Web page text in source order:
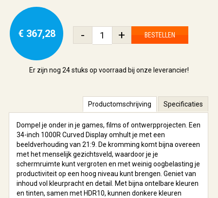
€ 367,28 - + BESTELLEN
Er zijn nog 24 stuks op voorraad bij onze leverancier!
Productomschrijving Specificaties
Dompel je onder in je games, films of ontwerpprojecten. Een
34-inch 1000R Curved Display omhult je met een
beeldverhouding van 21:9. De kromming komt bijna overeen
met het menselijk gezichtsveld, waardoor je je
schermruimte kunt vergroten en met weinig oogbelasting je
productiviteit op een hoog niveau kunt brengen. Geniet van
inhoud vol kleurpracht en detail. Met bijna ontelbare kleuren
en tinten, samen met HDR10, kunnen donkere kleuren